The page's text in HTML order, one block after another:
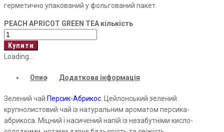
герметично упакований у фольгований пакет.
PEACH APRICOT GREEN TEA кількість
Купити
Loading...
Опис Додаткова інформація
Зелений чай Персик-Абрикос. Цейлонський зелений
крупнолистовий чай із натуральним ароматом персика-
абрикоса. Міцний і насичений напій із незабутніми кисло-